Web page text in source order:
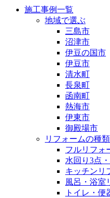
施工事例一覧
地域で選ぶ
三島市
沼津市
伊豆の国市
伊豆市
清水町
長泉町
函南町
熱海市
伊東市
御殿場市
リフォームの種
フルリフォ
水回り3点
キッチンリ
風呂・浴室
トイレ・便